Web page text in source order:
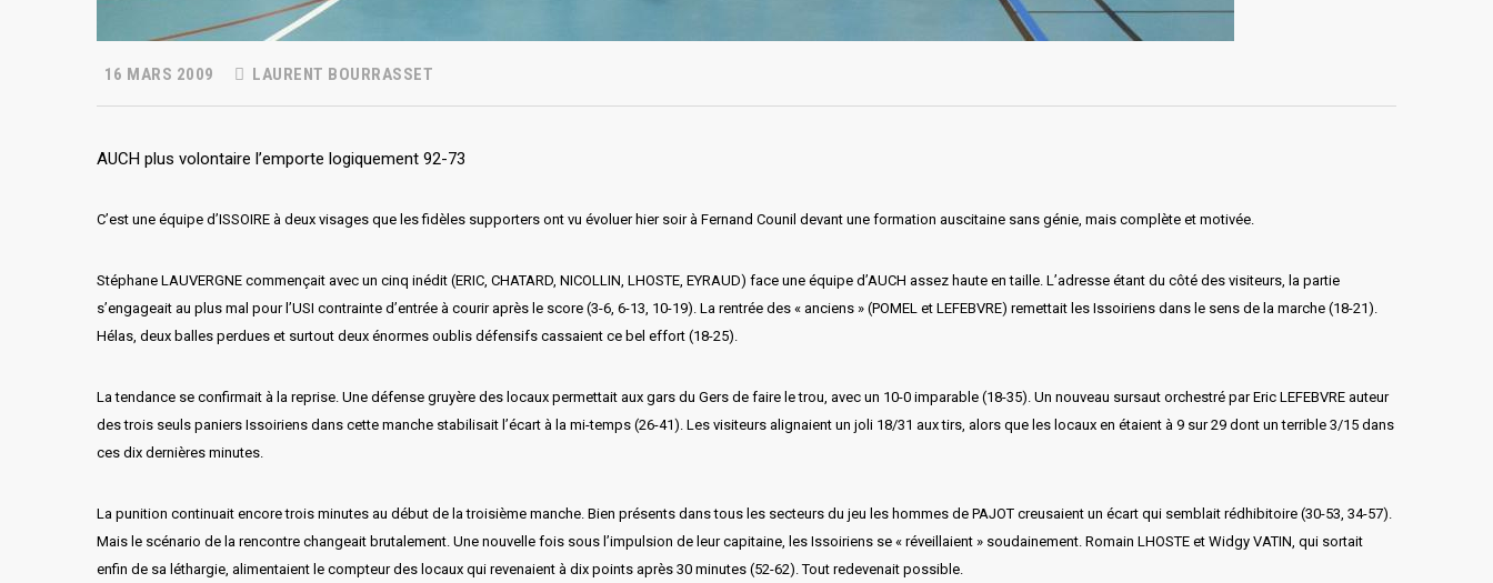
16 MARS 2009 LAURENT BOURRASSET
AUCH plus volontaire l’emporte logiquement 92-73
C’est une équipe d’ISSOIRE à deux visages que les fidèles supporters ont vu évoluer hier soir à Fernand Counil devant une formation auscitaine sans génie, mais complète et motivée.
Stéphane LAUVERGNE commençait avec un cinq inédit (ERIC, CHATARD, NICOLLIN, LHOSTE, EYRAUD) face une équipe d’AUCH assez haute en taille. L’adresse étant du côté des visiteurs, la partie
s’engageait au plus mal pour l’USI contrainte d’entrée à courir après le score (3-6, 6-13, 10-19). La rentrée des « anciens » (POMEL et LEFEBVRE) remettait les Issoiriens dans le sens de la marche (18-21).
Hélas, deux balles perdues et surtout deux énormes oublis défensifs cassaient ce bel effort (18-25).
La tendance se confirmait à la reprise. Une défense gruyère des locaux permettait aux gars du Gers de faire le trou, avec un 10-0 imparable (18-35). Un nouveau sursaut orchestré par Eric LEFEBVRE auteur
des trois seuls paniers Issoiriens dans cette manche stabilisait l’écart à la mi-temps (26-41). Les visiteurs alignaient un joli 18/31 aux tirs, alors que les locaux en étaient à 9 sur 29 dont un terrible 3/15 dans
ces dix dernières minutes.
La punition continuait encore trois minutes au début de la troisième manche. Bien présents dans tous les secteurs du jeu les hommes de PAJOT creusaient un écart qui semblait rédhibitoire (30-53, 34-57).
Mais le scénario de la rencontre changeait brutalement. Une nouvelle fois sous l’impulsion de leur capitaine, les Issoiriens se « réveillaient » soudainement. Romain LHOSTE et Widgy VATIN, qui sortait
enfin de sa léthargie, alimentaient le compteur des locaux qui revenaient à dix points après 30 minutes (52-62). Tout redevenait possible.